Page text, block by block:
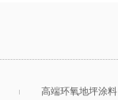
高端环氧地坪涂料